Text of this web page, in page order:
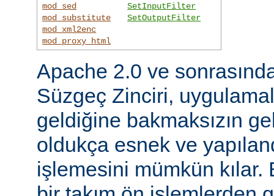
mod_sed
mod_substitute
mod_xml2enc
mod_proxy_html
SetInputFilter
SetOutputFilter
Apache 2.0 ve
Süzgeç Zinciri,
geldiğine bakmaksızın
oldukça esnek ve
işlemesini mümkün